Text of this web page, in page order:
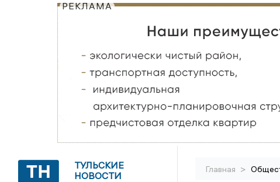
РЕКЛАМА
ТУЛЬСКИЕ
НОВОСТИ
Главная >